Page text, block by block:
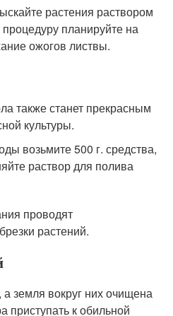
растения раствором
планируйте на
ожогов листвы.
также станет прекрасным
культуры.
возьмите 500 г. средства,
раствор для полива
проводят
растений.
земля вокруг них очищена
приступать к обильной